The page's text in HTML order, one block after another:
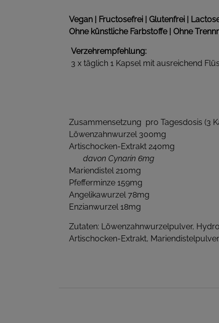
Vegan | Fructosefrei | Glutenfrei |
Ohne künstliche Farbstoffe | Ohne
Verzehrempfehlung:
3 x täglich 1 Kapsel mit ausreichend
Zusammensetzung pro Tagesdosis (3
Löwenzahnwurzel 300mg
Artischocken-Extrakt 240mg
davon Cynarin 6mg
Mariendistel 210mg
Pfefferminze 159mg
Angelikawurzel 78mg
Enzianwurzel 18mg
Zutaten: Löwenzahnwurzelpulver,
Artischocken-Extrakt,